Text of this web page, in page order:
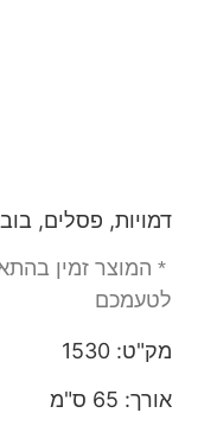
דמויות, פסלים,
* המוצר זמין
לטעמכם
מק"ט: 1530
אורך: 65 ס"מ